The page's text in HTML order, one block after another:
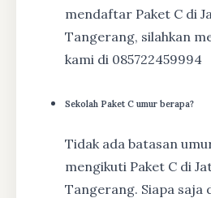
mendaftar Paket C di
Tangerang, silahkan
kami di 085722459994
Sekolah Paket C umur berapa?
Tidak ada batasan
mengikuti Paket C di
Tangerang. Siapa saja